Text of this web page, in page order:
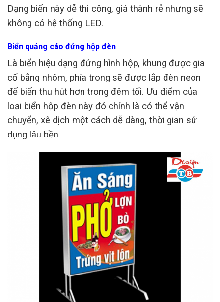
Dạng biển này dễ thi công, giá thành rẻ nhưng sẽ
không có hệ thống LED.
Biển quảng cáo đứng hộp đèn
Là biển hiệu dạng đứng hình hộp, khung được gia
cố bằng nhôm, phía trong sẽ được lắp đèn neon
để biển thu hút hơn trong đêm tối. Ưu điểm của
loại biển hộp đèn này đó chính là có thể vận
chuyển, xê dịch một cách dễ dàng, thời gian sử
dụng lâu bền.